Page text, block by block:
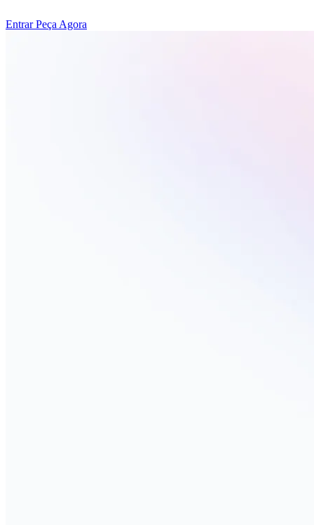
Entrar Peça Agora